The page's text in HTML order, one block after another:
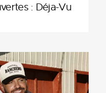
: Déja-Vu